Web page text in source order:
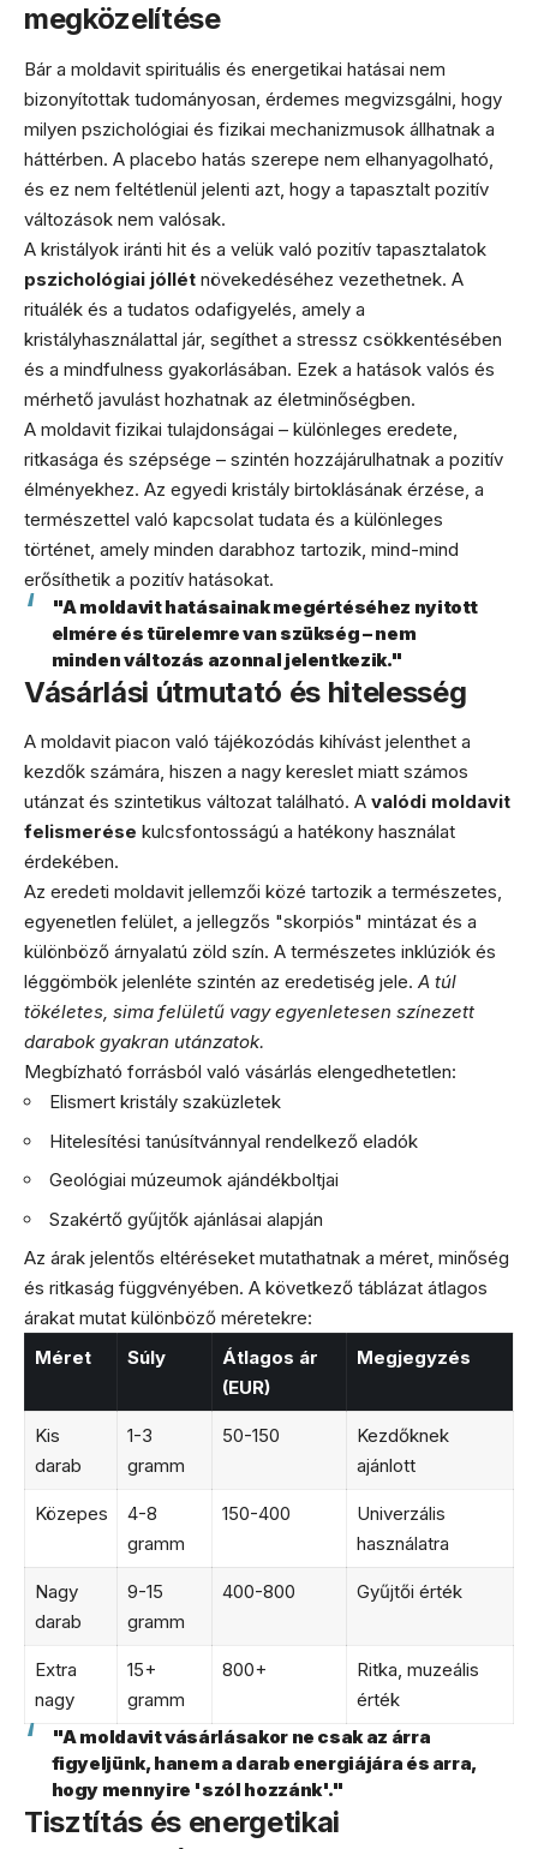
megközelítése
Bár a moldavit spirituális és energetikai hatásai nem
bizonyítottak tudományosan, érdemes megvizsgálni, hogy
milyen pszichológiai és fizikai mechanizmusok állhatnak a
háttérben. A placebo hatás szerepe nem elhanyagolható,
és ez nem feltétlenül jelenti azt, hogy a tapasztalt pozitív
változások nem valósak.
A kristályok iránti hit és a velük való pozitív tapasztalatok
pszichológiai jóllét növekedéséhez vezethetnek. A
rituálék és a tudatos odafigyelés, amely a
kristályhasználattal jár, segíthet a stressz csökkentésében
és a mindfulness gyakorlásában. Ezek a hatások valós és
mérhető javulást hozhatnak az életminőségben.
A moldavit fizikai tulajdonságai – különleges eredete,
ritkasága és szépsége – szintén hozzájárulhatnak a pozitív
élményekhez. Az egyedi kristály birtoklásának érzése, a
természettel való kapcsolat tudata és a különleges
történet, amely minden darabhoz tartozik, mind-mind
erősíthetik a pozitív hatásokat.
"A moldavit hatásainak megértéséhez nyitott
elmére és türelemre van szükség – nem
minden változás azonnal jelentkezik."
Vásárlási útmutató és hitelesség
A moldavit piacon való tájékozódás kihívást jelenthet a
kezdők számára, hiszen a nagy kereslet miatt számos
utánzat és szintetikus változat található. A valódi moldavit
felismerése kulcsfontosságú a hatékony használat
érdekében.
Az eredeti moldavit jellemzői közé tartozik a természetes,
egyenetlen felület, a jellegzős "skorpiós" mintázat és a
különböző árnyalatú zöld szín. A természetes inklúziók és
léggömbök jelenléte szintén az eredetiség jele. A túl
tökéletes, sima felületű vagy egyenletesen színezett
darabok gyakran utánzatok.
Megbízható forrásból való vásárlás elengedhetetlen:
Elismert kristály szaküzletek
Hitelesítési tanúsítvánnyal rendelkező eladók
Geológiai múzeumok ajándékboltjai
Szakértő gyűjtők ajánlásai alapján
Az árak jelentős eltéréseket mutathatnak a méret, minőség
és ritkaság függvényében. A következő táblázat átlagos
árakat mutat különböző méretekre:
Méret
Súly
Átlagos ár
(EUR)
Megjegyzés
Kis
darab
1-3
gramm
50-150
Kezdőknek
ajánlott
Közepes
4-8
gramm
150-400
Univerzális
használatra
Nagy
darab
9-15
gramm
400-800 Gyűjtői érték
Extra
nagy
15+
gramm
800+
Ritka, muzeális
érték
"A moldavit vásárlásakor ne csak az árra
figyeljünk, hanem a darab energiájára és arra,
hogy mennyire 'szól hozzánk'."
Tisztítás és energetikai